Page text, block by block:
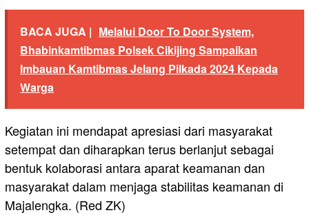
BACA JUGA | Melalui Door To Door System,
Bhabinkamtibmas Polsek Cikijing Sampaikan
Imbauan Kamtibmas Jelang Pilkada 2024 Kepada
Warga
Kegiatan ini mendapat apresiasi dari masyarakat
setempat dan diharapkan terus berlanjut sebagai
bentuk kolaborasi antara aparat keamanan dan
masyarakat dalam menjaga stabilitas keamanan di
Majalengka. (Red ZK)